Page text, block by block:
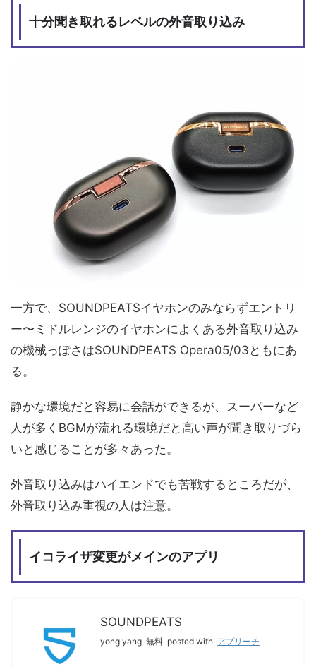
十分聞き取れるレベルの外音取り込み
一方で、SOUNDPEATSイヤホンのみならずエントリ
ー〜ミドルレンジのイヤホンによくある外音取り込み
の機械っぽさはSOUNDPEATS Opera05/03ともにあ
る。
静かな環境だと容易に会話ができるが、スーパーなど
人が多くBGMが流れる環境だと高い声が聞き取りづら
いと感じることが多々あった。
外音取り込みはハイエンドでも苦戦するところだが、
外音取り込み重視の人は注意。
イコライザ変更がメインのアプリ
SOUNDPEATS
yong yang 無料 posted with アプリーチ